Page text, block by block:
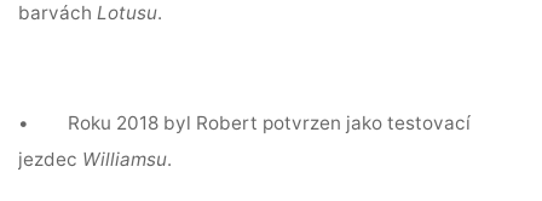
barváchLotusu.
•
Roku 2018 byl Robert potvrzen jako testovací
jezdec Williamsu.